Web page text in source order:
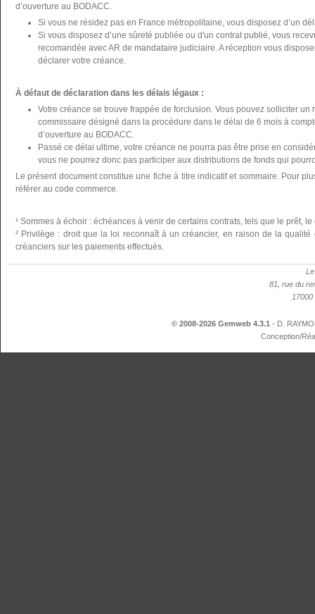
d’ouverture au BODACC.
Si vous ne résidez pas en France métropolitaine, vous disposez d’un
Si vous disposez d’une sûreté publiée ou d'un contrat publié, vous
recomandée avec AR de mandataire judiciaire. A réception vous
déclarer votre créance.
À défaut de déclaration dans les délais légaux :
Votre créance se trouve frappée de forclusion. Vous pouvez solliciter
commissaire désigné dans la procédure dans le délai de 6 mois à
d’ouverture au BODACC.
Passé ce délai ultime, votre créance ne pourra pas être prise en
vous ne pourrez donc pas participer aux distributions de fonds qui
Le présent document constitue une fiche à titre indicatif et sommaire. Pour
référer au code commerce.
¹ Sommes à échoir : échéances à venir de certains contrats, tels que le prêt,
² Privilège : droit que la loi reconnaît à un créancier, en raison de la qualité
créanciers sur les paiements effectués.
81, rue du
17000
© 2008-2026 Gemweb 4.3.1 - D.
Conception/